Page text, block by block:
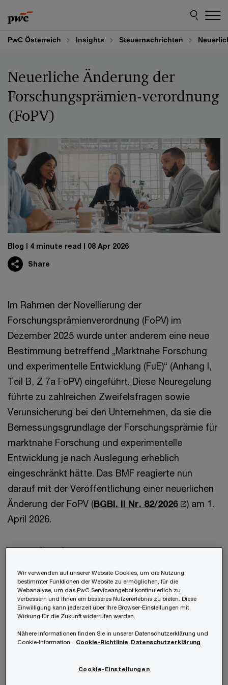
to
content
to
footer
PwC Österreich Insights Steuernachrichten
Neuerliche Änderung der
Forschungsprämien-verordnung
(FoPV)
Blog 4 minute read 08 Apr 2026
Share
Im Rahmen der Novellierung der
Forschungsprämienverordnung (FoPV) im
Dezember 2025 wurde unter anderem eine neue
Bestimmung betreffend „Marktnahe Forschung
und experimentelle Entwicklung (FuE)“ (Anhang I,
Teil B, Z 7a FoPV) eingeführt. Diese Neuregelung
führte zu zahlreichen Zweifelsfragen sowie
Verunsicherung bei den Unternehmen, da sie die
Bemessungsgrundlage der Forschungsprämie für
marktnahe Forschung und experimentelle
Entwicklung je nach Auslegung erheblich
eingeschränkt hätte. Das BMF reagierte nun
darauf mit der Veröffentlichung einer neuerlichen
Änderung der FoPV (BGBl. II Nr. 82/2026
) am 1.
April 2026.
Was Sie wissen müssen
Die Bestimmung der Z 7a in Anhang I, Teil B
der FoPV wurde ersatzlos gestrichen und an
deren Stelle tritt die Z 10a
„Produktionsintegrierte Forschung und
experimentelle Entwicklung (FuE)“.
Wir verwenden auf unserer Website Cookies, um die Nutzung
bestimmter Funktionen der Website zu ermöglichen, für die
Webanalyse, um das PwC Serviceangebot kontinuierlich zu
verbessern und Ihnen ein besseres Nutzererlebnis zu bieten. Diese
Einwilligung kann jederzeit über Ihre Browser-Einstellungen mit
Wirkung für die Zukunft widerrufen werden.
Nähere Informationen finden Sie in unserer Datenschutzerklärung und
Cookie-Information.
Cookie-Richtlinie Datenschutzerklärung
Cookie-Einstellungen